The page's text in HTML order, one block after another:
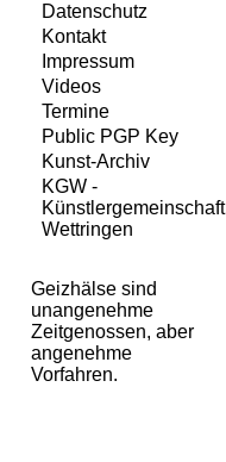
Datenschutz
Kontakt
Impressum
Videos
Termine
Public PGP Key
Kunst-Archiv
KGW -
Künstlergemeinschaft
Wettringen
Geizhälse sind
unangenehme
Zeitgenossen, aber
angenehme
Vorfahren.